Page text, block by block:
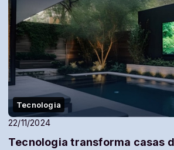
Tecnologia
22/11/2024
Tecnologia transforma casas